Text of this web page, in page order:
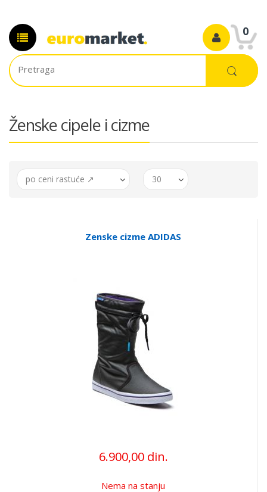
0
Ženske cipele i cizme
po ceni rastuće ↗ 30
Zenske cizme ADIDAS
6.900,00 din.
Nema na stanju